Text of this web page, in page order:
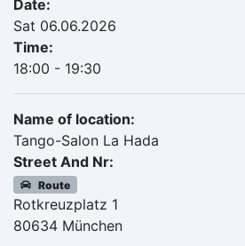
Date:
Sat 06.06.2026
Time:
18:00 - 19:30
Name of location:
Tango-Salon La Hada
Street And Nr:
Route
Rotkreuzplatz 1
80634 München